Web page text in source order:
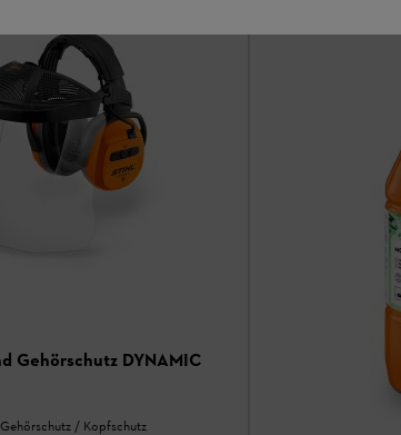
Gehörschutz DYNAMIC
/ Kopfschutz